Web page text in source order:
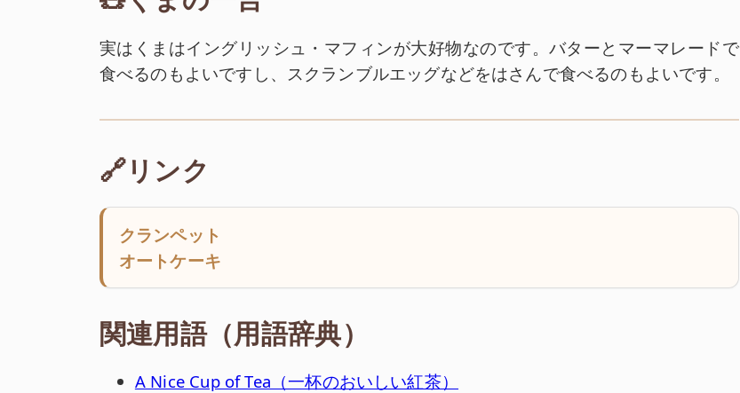
実はくまはイングリッシュ・マフィンが大好物なのです。バターとマーマレードで
食べるのもよいですし、スクランブルエッグなどをはさんで食べるのもよいです。
🔗リンク
クランペット
オートケーキ
関連用語（用語辞典）
A Nice Cup of Tea（一杯のおいしい紅茶）